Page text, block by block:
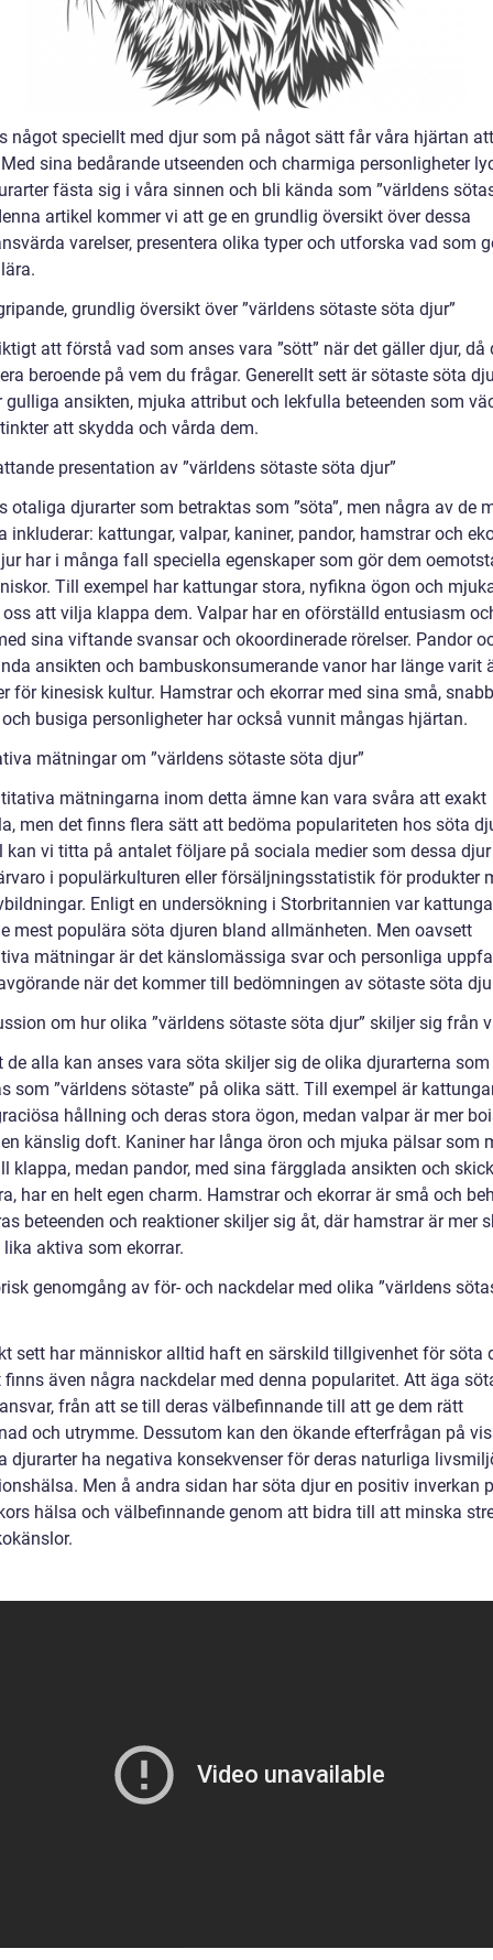
något speciellt med djur som på något sätt får våra hjärtan att
sina bedårande utseenden och charmiga personligheter
fästa sig i våra sinnen och bli kända som ”världens
artikel kommer vi att ge en grundlig översikt över dessa
varelser, presentera olika typer och utforska vad som
grundlig översikt över ”världens sötaste söta djur”
att förstå vad som anses vara ”sött” när det gäller djur, då
beroende på vem du frågar. Generellt sett är sötaste söta
gulliga ansikten, mjuka attribut och lekfulla beteenden som
att skydda och vårda dem.
presentation av ”världens sötaste söta djur”
otaliga djurarter som betraktas som ”söta”, men några av de
inkluderar: kattungar, valpar, kaniner, pandor, hamstrar och
har i många fall speciella egenskaper som gör dem
Till exempel har kattungar stora, nyfikna ögon och
att vilja klappa dem. Valpar har en oförställd entusiasm
sina viftande svansar och okoordinerade rörelser. Pandor
ansikten och bambuskonsumerande vanor har länge varit
för kinesisk kultur. Hamstrar och ekorrar med sina små,
busiga personligheter har också vunnit mångas hjärtan.
mätningar om ”världens sötaste söta djur”
mätningarna inom detta ämne kan vara svåra att exakt
men det finns flera sätt att bedöma populariteten hos söta
kan vi titta på antalet följare på sociala medier som dessa djur
i populärkulturen eller försäljningsstatistik för produkter
Enligt en undersökning i Storbritannien var
mest populära söta djuren bland allmänheten. Men oavsett
mätningar är det känslomässiga svar och personliga
när det kommer till bedömningen av sötaste söta
om hur olika ”världens sötaste söta djur” skiljer sig från
de alla kan anses vara söta skiljer sig de olika djurarterna som
som ”världens sötaste” på olika sätt. Till exempel är
hållning och deras stora ögon, medan valpar är mer
känslig doft. Kaniner har långa öron och mjuka pälsar som
klappa, medan pandor, med sina färgglada ansikten och
har en helt egen charm. Hamstrar och ekorrar är små och
beteenden och reaktioner skiljer sig åt, där hamstrar är mer
aktiva som ekorrar.
genomgång av för- och nackdelar med olika ”världens
sett har människor alltid haft en särskild tillgivenhet för söta
finns även några nackdelar med denna popularitet. Att äga
från att se till deras välbefinnande till att ge dem rätt
och utrymme. Dessutom kan den ökande efterfrågan på
djurarter ha negativa konsekvenser för deras naturliga
Men å andra sidan har söta djur en positiv inverkan
hälsa och välbefinnande genom att bidra till att minska